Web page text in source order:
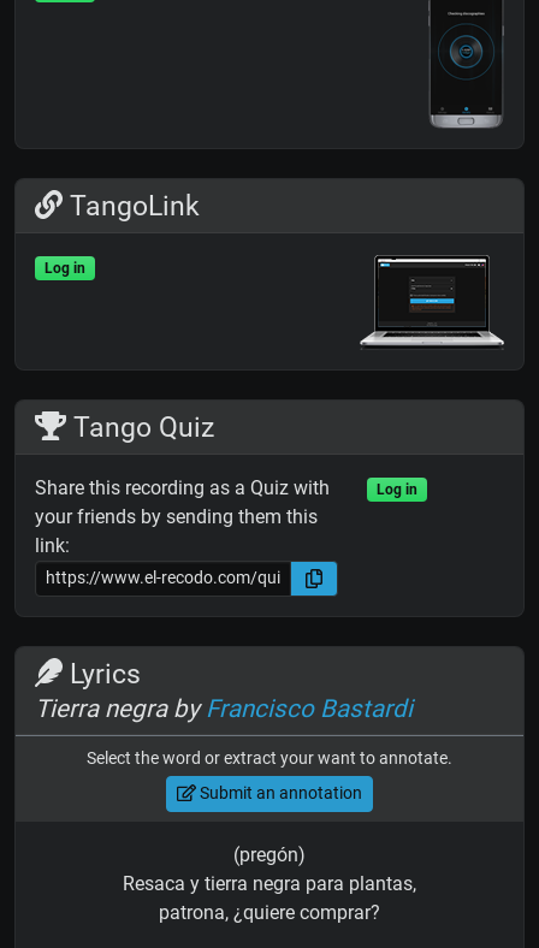
TangoLink
Log in
Tango Quiz
Share this recording as a Quiz with
your friends by sending them this
link:
Log in
Lyrics
Tierra negra byFrancisco Bastardi
Select the word or extract your want to annotate.
Submit an annotation
(pregón)
Resaca y tierra negra para plantas,
patrona, ¿quiere comprar?